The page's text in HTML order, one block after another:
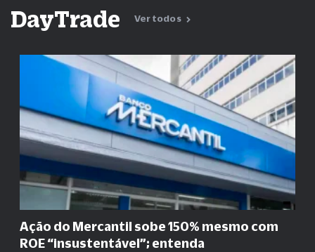
DayTrade Ver todos
Ação do Mercantil sobe 150% mesmo com
ROE“insustentável”; entenda